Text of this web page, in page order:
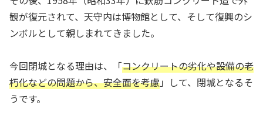
観が復元されて、天守内は博物館として、そして復興のシ
ンボルとして親しまれてきました。
今回閉城となる理由は、「コンクリートの劣化や設備の老
朽化などの問題から、安全面を考慮」して、閉城となるそ
うです。